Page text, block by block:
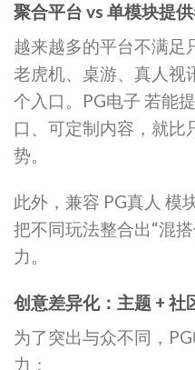
聚合平台 vs 单模块提
越来越多的平台不满足
老虎机、桌游、真人视
个入口。PG电子 若能
口、可定制内容，就比
势。
此外，兼容 PG真人 模
把不同玩法整合出“混
力。
创意差异化：主题 + 社
为了突出与众不同，
力：